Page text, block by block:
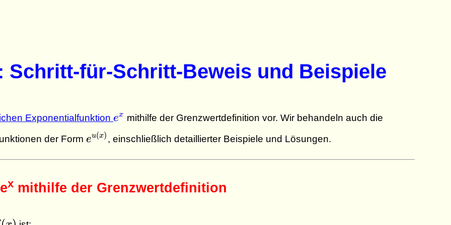
Schritt-für-Schritt-Beweis und Beispiele
Exponentialfunktion e^x
ex mithilfe der Grenzwertdefinition vor. Wir behandeln auch die
der Form e^{u(x)}
eu(x) , einschließlich detaillierter Beispiele und Lösungen.
x mithilfe der Grenzwertdefinition